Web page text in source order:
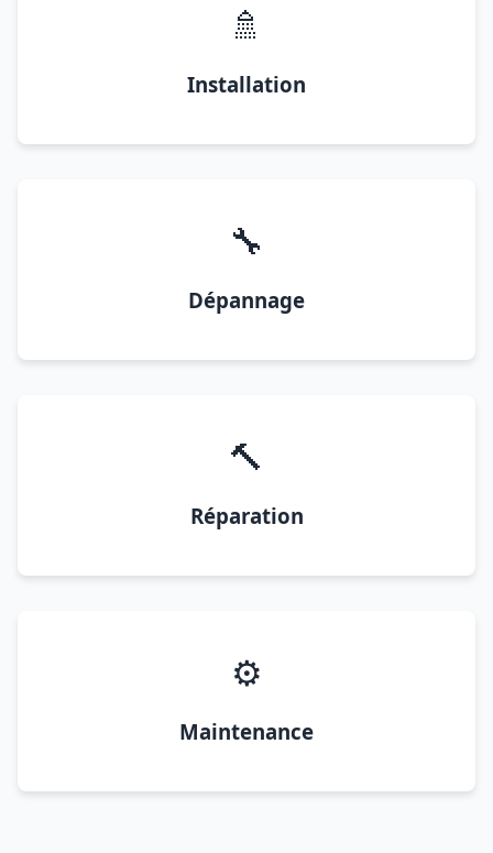
🚿
Installation
🔧
Dépannage
🔨
Réparation
⚙️
Maintenance